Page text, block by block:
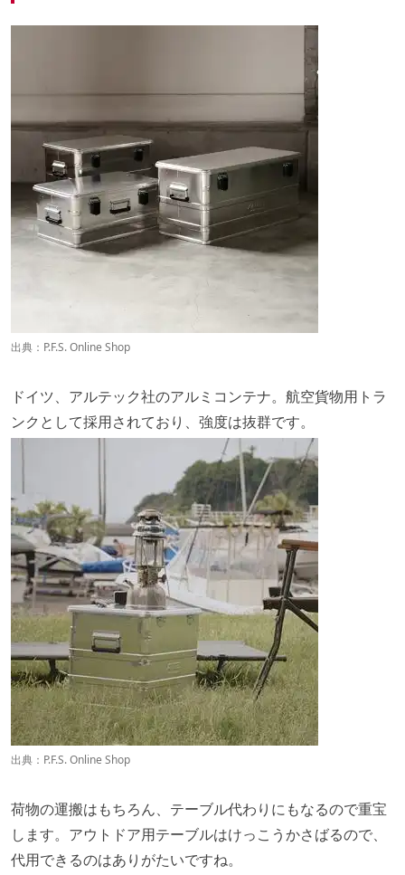
出典： P.F.S. Online Shop
ドイツ、アルテック社のアルミコンテナ。航空貨物用トラ
ンクとして採用されており、強度は抜群です。
出典： P.F.S. Online Shop
荷物の運搬はもちろん、テーブル代わりにもなるので重宝
します。アウトドア用テーブルはけっこうかさばるので、
代用できるのはありがたいですね。